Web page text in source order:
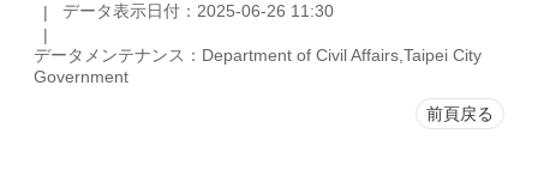
データ表示日付：2025-06-26 11:30
データメンテナンス：Department of Civil Affairs,Taipei City
Government
前頁戻る